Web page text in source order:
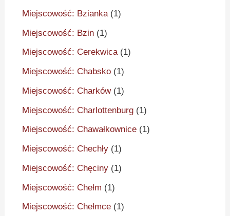
Miejscowość: Bzianka (1)
Miejscowość: Bzin (1)
Miejscowość: Cerekwica(1)
Miejscowość: Chabsko (1)
Miejscowość: Charków(1)
Miejscowość: Charlottenburg (1)
Miejscowość: Chawałkownice (1)
Miejscowość: Chechły (1)
Miejscowość: Chęciny (1)
Miejscowość: Chełm (1)
Miejscowość: Chełmce (1)